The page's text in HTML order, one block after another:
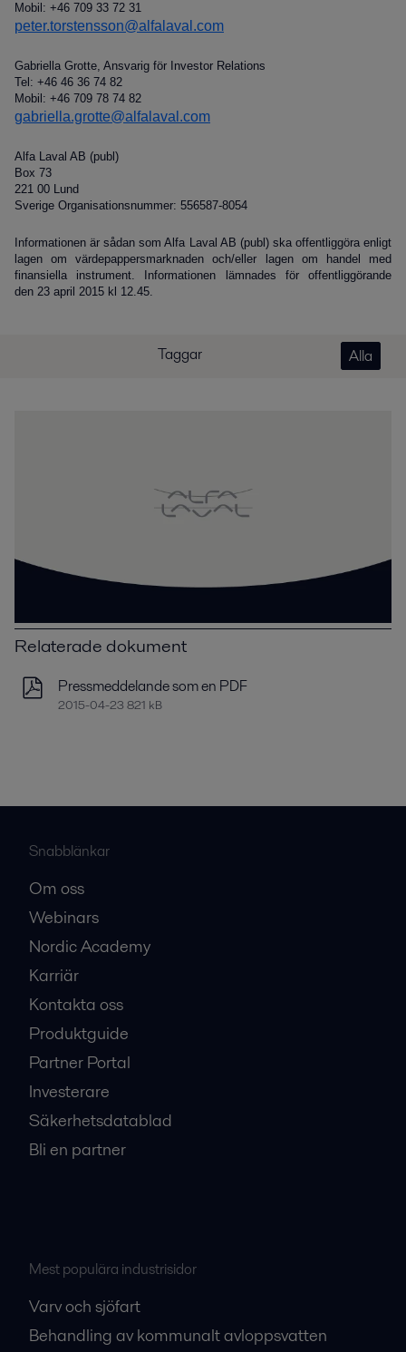
Mobil: +46 709 33 72 31
peter.torstensson@alfalaval.com
Gabriella Grotte, Ansvarig för Investor Relations
Tel: +46 46 36 74 82
Mobil: +46 709 78 74 82
gabriella.grotte@alfalaval.com
Alfa Laval AB (publ)
Box 73
221 00 Lund
Sverige Organisationsnummer: 556587-8054
Informationen är sådan som Alfa Laval AB (publ) ska offentliggöra enligt
lagen om värdepappersmarknaden och/eller lagen om handel med
finansiella instrument. Informationen lämnades för offentliggörande
den 23 april 2015 kl 12.45.
Taggar Alla
Relaterade dokument
Pressmeddelande som en PDF
2015-04-23 821 kB
Snabblänkar
Om oss
Webinars
Nordic Academy
Karriär
Kontakta oss
Produktguide
Partner Portal
Investerare
Säkerhetsdatablad
Bli en partner
Mest populära industrisidor
Varv och sjöfart
Behandling av kommunalt avloppsvatten